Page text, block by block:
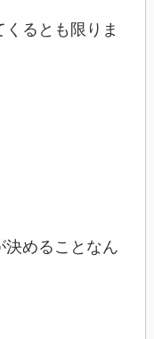
るとも限りま
決めることなん